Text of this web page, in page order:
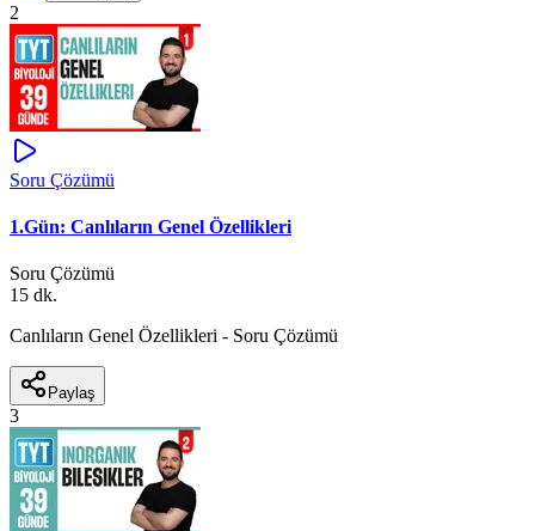
2
Soru Çözümü
1.Gün: Canlıların Genel Özellikleri
Soru Çözümü
15 dk.
Canlıların Genel Özellikleri - Soru Çözümü
Paylaş
3